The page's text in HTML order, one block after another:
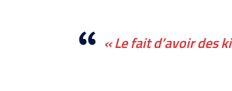
« Le fait d’avoir des